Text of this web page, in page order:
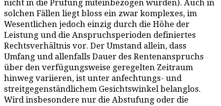
nicht in die Prüfung miteinbezogen wurden). Auch in
solchen Fällen liegt bloss ein zwar komplexes, im
Wesentlichen jedoch einzig durch die Höhe der
Leistung und die Anspruchsperioden definiertes
Rechtsverhältnis vor. Der Umstand allein, dass
Umfang und allenfalls Dauer des Rentenanspruchs
über den verfügungsweise geregelten Zeitraum
hinweg variieren, ist unter anfechtungs- und
streitgegenständlichem Gesichtswinkel belanglos.
Wird insbesondere nur die Abstufung oder die